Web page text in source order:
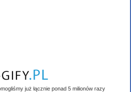
już łącznie ponad 5 milionów razy